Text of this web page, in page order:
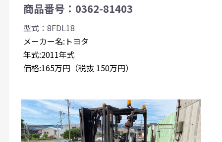
商品番号：0362-81403
型式：8FDL18
メーカー名:トヨタ
年式:2011年式
価格:165万円（税抜 150万円）